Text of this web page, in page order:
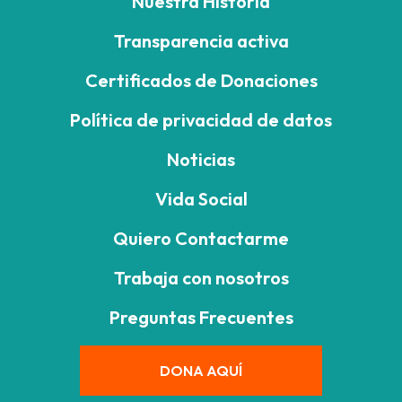
Transparencia activa
Certificados de Donaciones
Política de privacidad de datos
Noticias
Vida Social
Quiero Contactarme
Trabaja con nosotros
Preguntas Frecuentes
DONA AQUÍ